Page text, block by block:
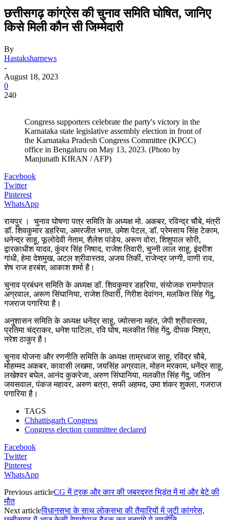
छत्तीसगढ़ कांग्रेस की चुनाव समिति घोषित, जानिए
किसे मिली काैन सी जिम्मेदारी
By
Hastaksharnews
-
August 18, 2023
0
240
Congress supporters celebrate the party's victory in the
Karnataka state legislative assembly election in front of
the Karnataka Pradesh Congress Committee (KPCC)
office in Bengaluru on May 13, 2023. (Photo by
Manjunath KIRAN / AFP)
Facebook
Twitter
Pinterest
WhatsApp
रायपुर । चुनाव घोषणा पत्र समिति के अध्यक्ष मो. अकबर, रविन्द्र चौबे, मंत्री
डॉ. शिवकुमार डहरिया, अमरजीत भगत, उमेश पेटल, डॉ. प्रेमसाय सिंह टेकाम,
धनेन्द्र साहू, फूलोदेवी नेताम, शैलेश पांडेय, अरूण वोरा, शिशुपाल सोरी,
द्वारकाधीश यादव, कुंवर सिंह निषाद, राजेश तिवारी, चुन्नी लाल साहू, इंदरीश
गांधी, हेमा देशमुख, अटल श्रीवास्तव, अजय तिर्की, राजेन्द्र जग्गी, वाणी राव,
शेष राज हरबंश, आकाश शर्मा है।
चुनाव प्रबंधन समिति के अध्यक्ष डॉ. शिवकुमार डहरिया, संयोजक रामगोपाल
अग्रवाल, अरूण सिंघानिया, राजेश तिवारी, गिरीश देवांगन, मलकित सिंह गेंदु,
गजराज पगारिया है।
अनुशासन समिति के अध्यक्ष धनेंद्र साहू, ज्योत्सना महंत, जेपी श्रीवास्तव,
प्रतिमा चंद्राकर, धनेश पाटिला, रवि घोष, मलकीत सिंह गेंदु, दीपक मिश्रा,
नरेश ठाकुर है।
चुनाव योजना और रणनीति समिति के अध्यक्ष ताम्रध्वज साहू, रविंद्र चौबे,
मोहम्मद अकबर, कावासी लखमा, जयसिंह अग्रवाल, मोहन मरकाम, धनेंद्र साहू,
लखेश्वर बघेल, आनंद कुकरेजा, अरुण सिंघानिया, मलकीत सिंह गेंदु, जतिन
जयसवाल, पंकज महावर, अरुण बत्रा, सफी अहमद, उमा शंकर शुक्ला, गजराज
पगारिया है।
TAGS
Chhattisgarh Congress
Congress election committee declared
Facebook
Twitter
Pinterest
WhatsApp
Previous articleCG में ट्रक और कार की जबरदस्त भिड़ंत में मां और बेटे की
मौत
Next articleविधानसभा के साथ लोकसभा की तैयारियों में जुटी कांग्रेस,